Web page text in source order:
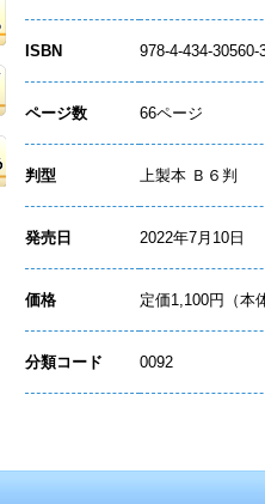
ISBN 978-4-434-30560-
ページ数 66ページ
判型 上製本 Ｂ６判
発売日 2022年7月10日
価格 定価1,100円（本
分類コード 0092